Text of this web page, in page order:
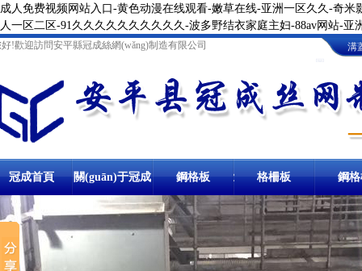
成人免费视频网站入口-黄色动漫在线观看-嫩草在线-亚洲一区久久-奇
人一区二区-91久久久久久久久久久久-波多野结衣家庭主妇-88av网站-
!歡迎訪問安平縣冠成絲網(wǎng)制造有限公司
溝
冠成首頁 關(guān)于冠成 鋼格板 卸油臺(tái)鋼格
板
棧橋鋼格板
格柵板 地溝格
洗車房
鋼
鋼格柵板 冷鍍鋅鋼格柵板
溝蓋板 防滑溝蓋板
踏步板 熱鍍鋅踏步板
球接欄桿 樓梯